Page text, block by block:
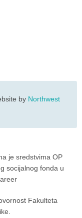
by Northwest
je sredstvima OP
socijalnog fonda u
Fakulteta